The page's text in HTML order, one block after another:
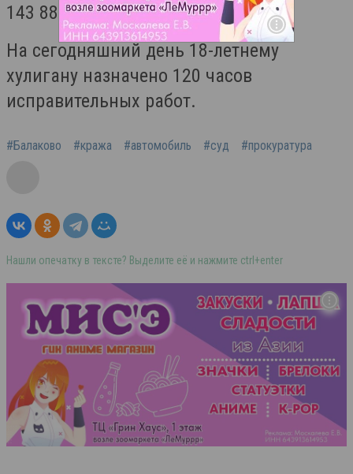
143 887 рублей.
На сегодняшний день 18-летнему
хулигану назначено 120 часов
исправительных работ.
#Балаково #кража #автомобиль #суд #прокуратура
Нашли опечатку в тексте? Выделите её и нажмите ctrl+enter